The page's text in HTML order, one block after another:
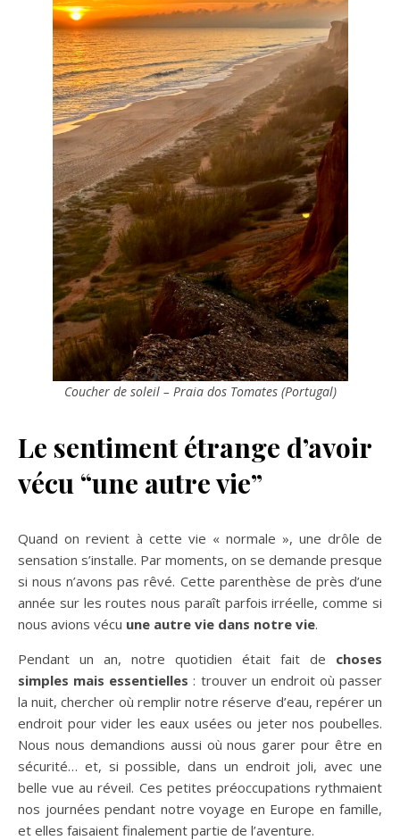
Coucher de soleil – Praia dos Tomates (Portugal)
Le sentiment étrange d’avoir
vécu “une autre vie”
Quand on revient à cette vie « normale », une drôle de
sensation s’installe. Par moments, on se demande presque
si nous n’avons pas rêvé. Cette parenthèse de près d’une
année sur les routes nous paraît parfois irréelle, comme si
nous avions vécu une autre vie dans notre vie.
Pendant un an, notre quotidien était fait de choses
simples mais essentielles : trouver un endroit où passer
la nuit, chercher où remplir notre réserve d’eau, repérer un
endroit pour vider les eaux usées ou jeter nos poubelles.
Nous nous demandions aussi où nous garer pour être en
sécurité… et, si possible, dans un endroit joli, avec une
belle vue au réveil. Ces petites préoccupations rythmaient
nos journées pendant notre voyage en Europe en famille,
et elles faisaient finalement partie de l’aventure.